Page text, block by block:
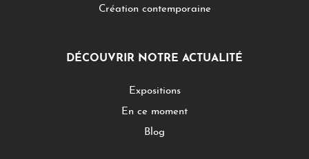
Création contemporaine
DÉCOUVRIR NOTRE ACTUALITÉ
Expositions
En ce moment
Blog